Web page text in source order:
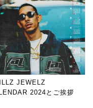
JEWELZ
2024とご挨拶